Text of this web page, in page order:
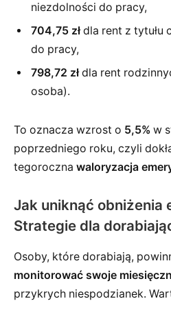
niezdolności do pracy,
704,75 złdla rent z tytułu
do pracy,
798,72 złdla rent
osoba).
To oznacza wzrost o 5,5% w
poprzedniego roku, czyli
tegoroczna waloryzacja
Jak uniknąć obniżenia
Strategie dla
Osoby, które dorabiają,
monitorować swoje
przykrych niespodzianek.